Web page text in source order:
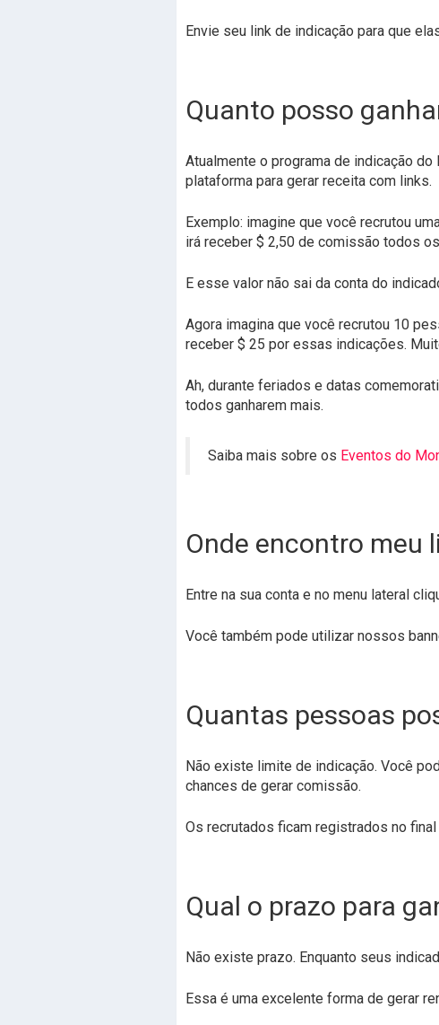
Envie seu link de indicação para que
Quanto posso
Atualmente o programa de indicação
plataforma para gerar receita com links.
Exemplo: imagine que você recrutou
irá receber $ 2,50 de comissão todos
E esse valor não sai da conta do
Agora imagina que você recrutou 10
receber $ 25 por essas indicações.
Ah, durante feriados e datas
todos ganharem mais.
Saiba mais sobre os Eventos do
Onde encontro meu
Entre na sua conta e no menu lateral
Você também pode utilizar nossos
Quantas pessoas
Não existe limite de indicação. Você
chances de gerar comissão.
Os recrutados ficam registrados no
Qual o prazo para
Não existe prazo. Enquanto seus
Essa é uma excelente forma de gerar